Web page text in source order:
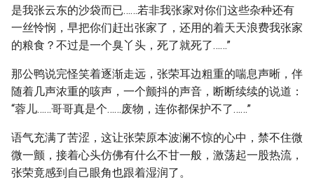
是我张云东的沙袋而已……若非我张家对你们这些杂种还有
一丝怜悯，早把你们赶出张家了，还用的着天天浪费我张家
的粮食？不过是一个臭丫头，死了就死了……”
那公鸭说完怪笑着逐渐走远，张荣耳边粗重的喘息声晰，伴
随着几声浓重的咳声，一个颤抖的声音，断断续续的说道：
“蓉儿……哥哥真是个……废物，连你都保护不了……”
语气充满了苦涩，这让张荣原本波澜不惊的心中，禁不住微
微一颤，接着心头仿佛有什么不甘一般，激荡起一股热流，
张荣竟感到自己眼角也跟着湿润了。